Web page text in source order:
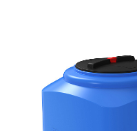
Емкости
Емкости
Емкости
Емкости